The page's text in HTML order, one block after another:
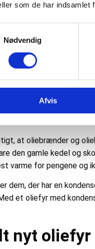
som de har indsamlet
Nødvendig
Afvis
den nødvendige
negativt.
og
der kan forbedre
med et
virkningsgrad. Det
tilfælde kan det
at oliebrænder og
den gamle kedel og
varme for pengene
dem, der har en
et oliefyr med
nyt oliefyr